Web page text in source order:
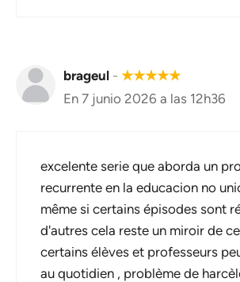
brageul - ★★★★★
En 7 junio 2026 a las 12h36
excelente serie que aborda un
recurrente en la educacion no
même si certains épisodes sont
d'autres cela reste un miroir de
certains élèves et professeurs
au quotidien , problème de